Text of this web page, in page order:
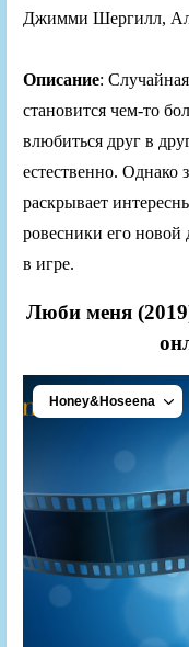
Джимми Шергилл,
Описание:
становится чем-то
влюбиться друг в
естественно.
раскрывает
ровесники его
в игре.
Люби меня